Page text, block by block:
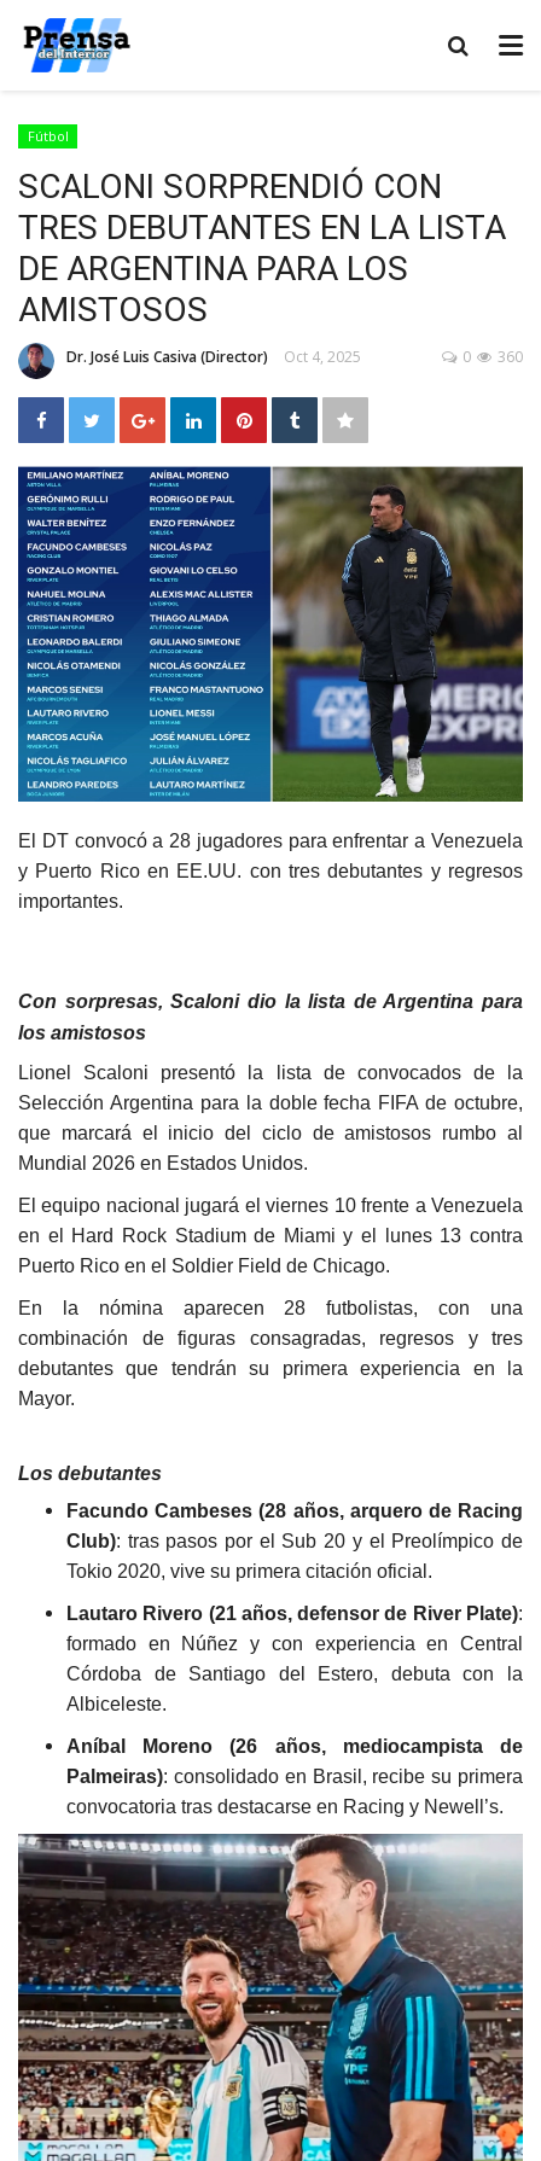
Fútbol
SCALONI SORPRENDIÓ CON
TRES DEBUTANTES EN LA LISTA
DE ARGENTINA PARA LOS
AMISTOSOS
Dr. José Luis Casiva (Director) Oct 4, 2025 360
0
El DT convocó a 28 jugadores para enfrentar a Venezuela
y Puerto Rico en EE.UU. con tres debutantes y regresos
importantes.
Con sorpresas, Scaloni dio la lista de Argentina para
los amistosos
Lionel Scaloni presentó la lista de convocados de la
Selección Argentina para la doble fecha FIFA de octubre,
que marcará el inicio del ciclo de amistosos rumbo al
Mundial 2026 en Estados Unidos.
El equipo nacional jugará el viernes 10 frente a Venezuela
en el Hard Rock Stadium de Miami y el lunes 13 contra
Puerto Rico en el Soldier Field de Chicago.
En la nómina aparecen 28 futbolistas, con una
combinación de figuras consagradas, regresos y tres
debutantes que tendrán su primera experiencia en la
Mayor.
Los debutantes
Facundo Cambeses (28 años, arquero de Racing
Club): tras pasos por el Sub 20 y el Preolímpico de
Tokio 2020, vive su primera citación oficial.
Lautaro Rivero (21 años, defensor de River Plate):
formado en Núñez y con experiencia en Central
Córdoba de Santiago del Estero, debuta con la
Albiceleste.
Aníbal Moreno (26 años, mediocampista de
Palmeiras): consolidado en Brasil, recibe su primera
convocatoria tras destacarse en Racing y Newell’s.